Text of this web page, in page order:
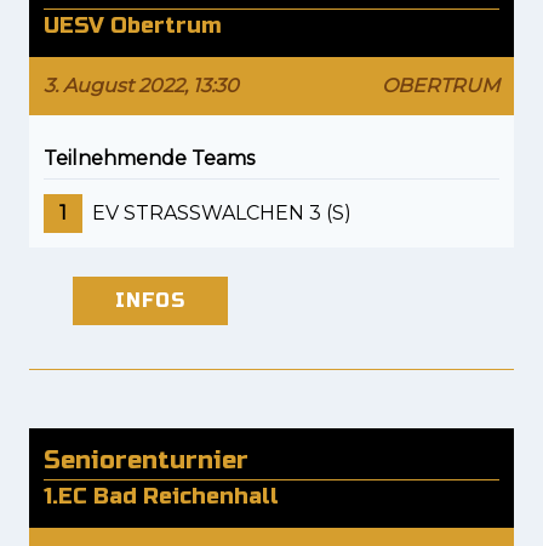
UESV Obertrum
3. August 2022, 13:30 OBERTRUM
Teilnehmende Teams
1 EV STRASSWALCHEN 3 (S)
INFOS
Seniorenturnier
1.EC Bad Reichenhall